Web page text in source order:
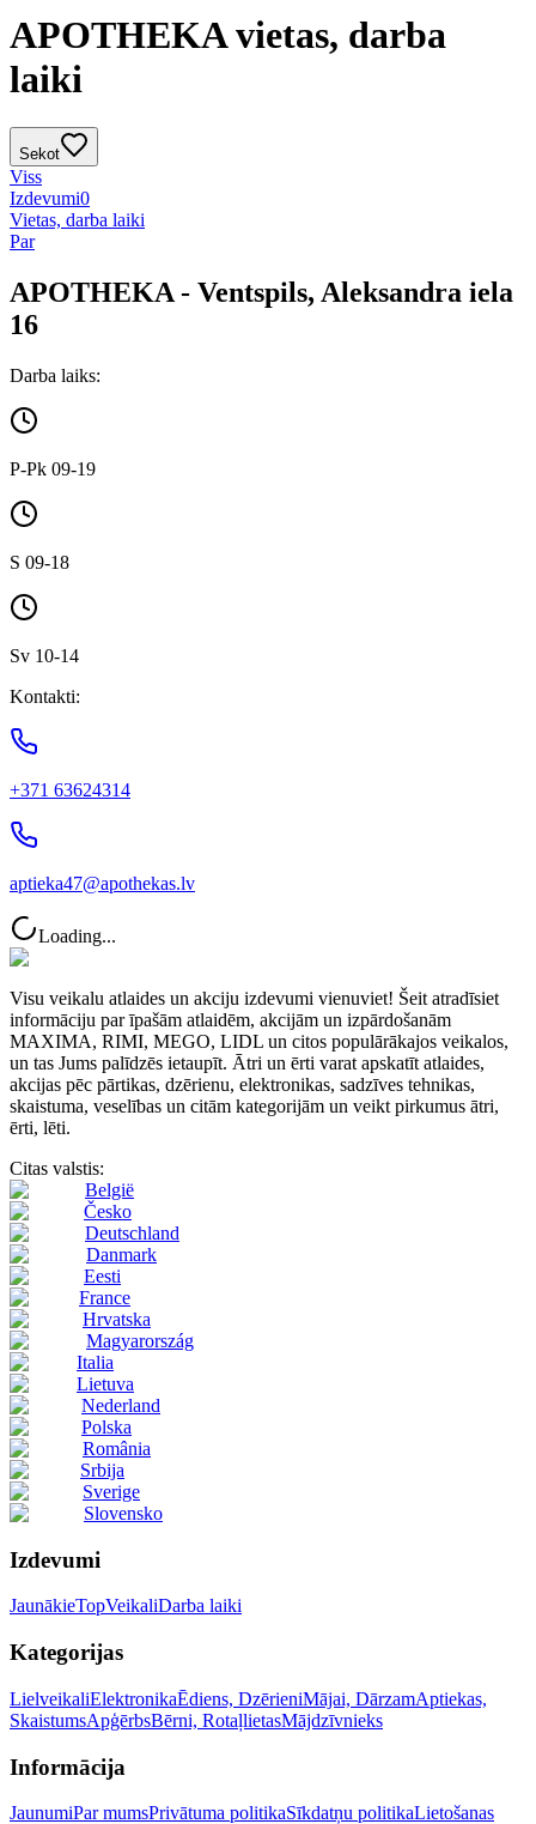
APOTHEKA vietas, darba
laiki
Sekot
Viss
Izdevumi0
Vietas, darba laiki
Par
APOTHEKA - Ventspils, Aleksandra iela
16
Darba laiks:
P-Pk 09-19
S 09-18
Sv 10-14
Kontakti:
+371 63624314
aptieka47@apothekas.lv
Loading...
Visu veikalu atlaides un akciju izdevumi vienuviet! Šeit atradīsiet
informāciju par īpašām atlaidēm, akcijām un izpārdošanām
MAXIMA, RIMI, MEGO, LIDL un citos populārākajos veikalos,
un tas Jums palīdzēs ietaupīt. Ātri un ērti varat apskatīt atlaides,
akcijas pēc pārtikas, dzērienu, elektronikas, sadzīves tehnikas,
skaistuma, veselības un citām kategorijām un veikt pirkumus ātri,
ērti, lēti.
Citas valstis:
België
Česko
Deutschland
Danmark
Eesti
France
Hrvatska
Magyarország
Italia
Lietuva
Nederland
Polska
România
Srbija
Sverige
Slovensko
Izdevumi
JaunākieTopVeikaliDarba laiki
Kategorijas
LielveikaliElektronikaĒdiens, DzērieniMājai, DārzamAptiekas,
SkaistumsApģērbsBērni, RotaļlietasMājdzīvnieks
Informācija
JaunumiPar mumsPrivātuma politikaSīkdatņu politikaLietošanas